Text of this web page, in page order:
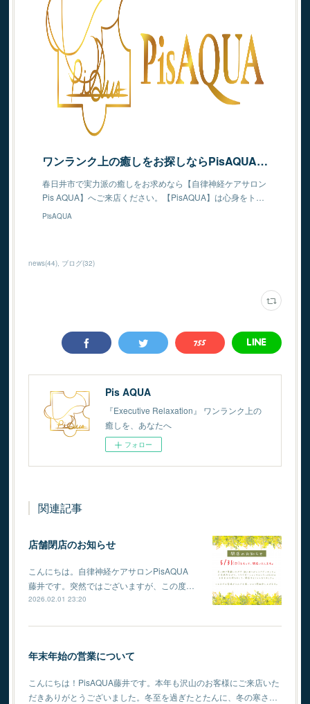
ワンランク上の癒しをお探しならPisAQUAへ | 自律神経ケアサロン Pis AQUA | 愛知県｜春日井｜自律神経｜癒し｜男性可｜リラクゼーション|自律神経春日井｜メンタルヘルス｜講師
春日井市で実力派の癒しをお求めなら【自律神経ケアサロン
Pis AQUA】へご来店ください。【PisAQUA】は心身をト…
PisAQUA
news(44) ブログ(32)
Pis AQUA
『Executive Relaxation』 ワンランク上の
癒しを、あなたへ
フォロー
関連記事
店舗閉店のお知らせ
こんにちは。自律神経ケアサロンPisAQUA
藤井です。突然ではございますが、この度…
2026.02.01 23:20
年末年始の営業について
こんにちは！PisAQUA藤井です。本年も沢山のお客様にご来店いた
だきありがとうございました。冬至を過ぎたとたんに、冬の寒さ…